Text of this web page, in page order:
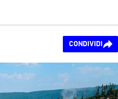
CONDIVIDI